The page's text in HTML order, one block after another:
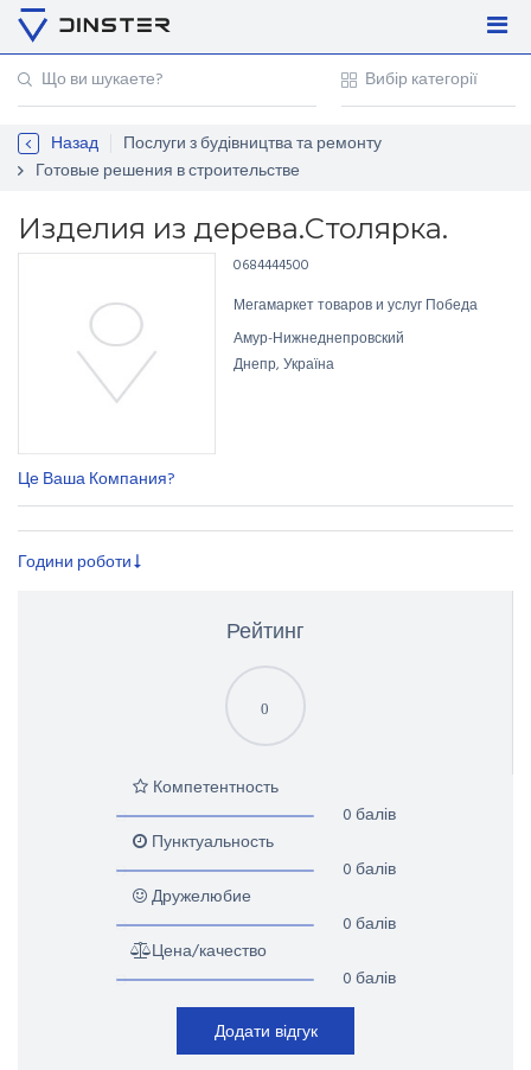
Регістрація
Контакти
Назад
Послуги з будівництва та ремонту
Готовые решения в строительстве
Изделия из дерева.Столярка.
Це Ваша Компания?
0684444500
Мегамаркет товаров и услуг Победа
Амур-Нижнеднепровский
Днепр, Україна
Години роботи
Рейтинг
0
Компетентность
0 балів
Пунктуальность
0 балів
Дружелюбие
0 балів
Цена/качество
0 балів
Додати відгук